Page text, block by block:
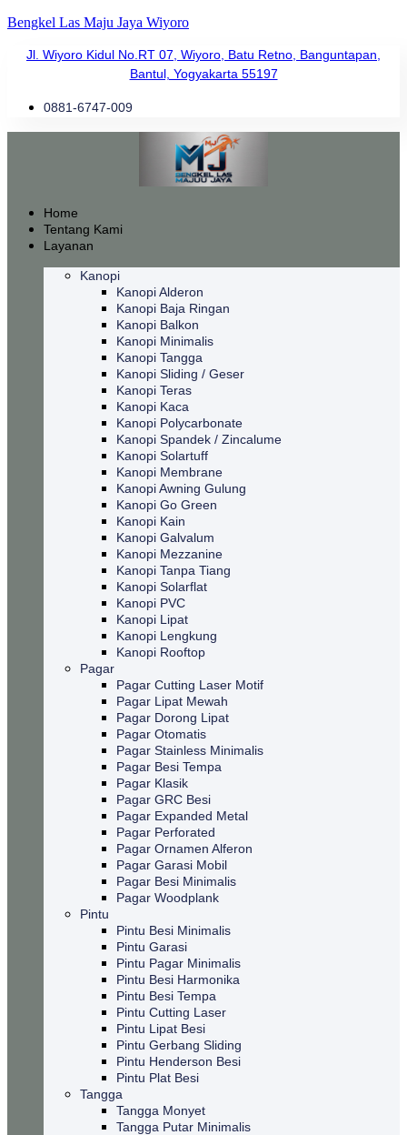
Bengkel Las Maju Jaya Wiyoro
Jl. Wiyoro Kidul No.RT 07, Wiyoro, Batu Retno, Banguntapan,
Bantul, Yogyakarta 55197
0881-6747-009
Home
Tentang Kami
Layanan
Kanopi
Kanopi Alderon
Kanopi Baja Ringan
Kanopi Balkon
Kanopi Minimalis
Kanopi Tangga
Kanopi Sliding / Geser
Kanopi Teras
Kanopi Kaca
Kanopi Polycarbonate
Kanopi Spandek / Zincalume
Kanopi Solartuff
Kanopi Membrane
Kanopi Awning Gulung
Kanopi Go Green
Kanopi Kain
Kanopi Galvalum
Kanopi Mezzanine
Kanopi Tanpa Tiang
Kanopi Solarflat
Kanopi PVC
Kanopi Lipat
Kanopi Lengkung
Kanopi Rooftop
Pagar
Pagar Cutting Laser Motif
Pagar Lipat Mewah
Pagar Dorong Lipat
Pagar Otomatis
Pagar Stainless Minimalis
Pagar Besi Tempa
Pagar Klasik
Pagar GRC Besi
Pagar Expanded Metal
Pagar Perforated
Pagar Ornamen Alferon
Pagar Garasi Mobil
Pagar Besi Minimalis
Pagar Woodplank
Pintu
Pintu Besi Minimalis
Pintu Garasi
Pintu Pagar Minimalis
Pintu Besi Harmonika
Pintu Besi Tempa
Pintu Cutting Laser
Pintu Lipat Besi
Pintu Gerbang Sliding
Pintu Henderson Besi
Pintu Plat Besi
Tangga
Tangga Monyet
Tangga Putar Minimalis